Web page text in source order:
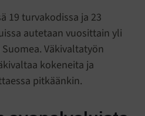
19 turvakodissa ja 23
autetaan vuosittain yli
Väkivaltatyön
kokeneita ja
pitkäänkin.